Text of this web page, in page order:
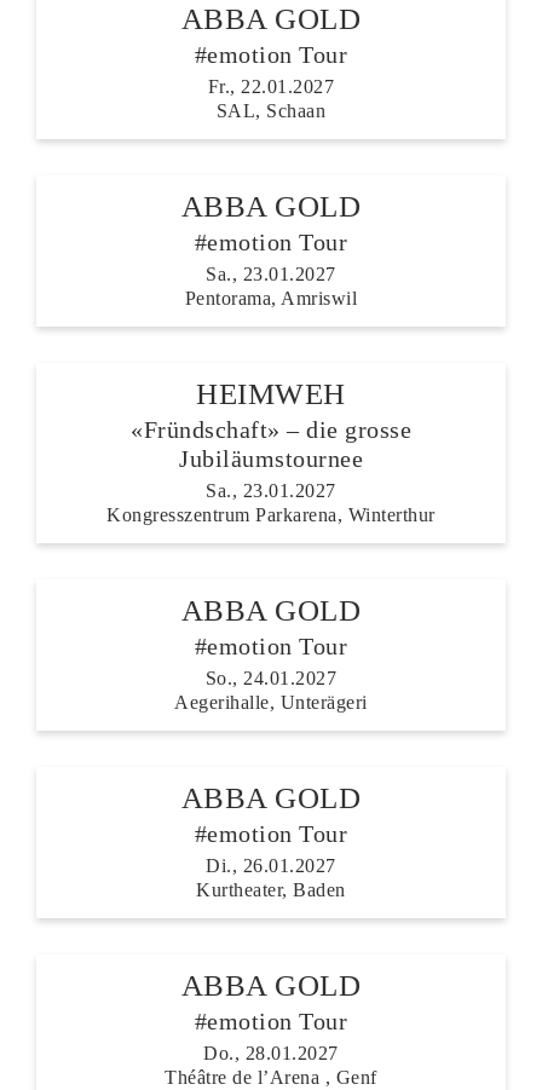
ABBA GOLD
#emotion Tour
Fr., 22.01.2027
SAL, Schaan
ABBA GOLD
#emotion Tour
Sa., 23.01.2027
Pentorama, Amriswil
HEIMWEH
«Fründschaft» – die grosse
Jubiläumstournee
Sa., 23.01.2027
Kongresszentrum Parkarena, Winterthur
ABBA GOLD
#emotion Tour
So., 24.01.2027
Aegerihalle, Unterägeri
ABBA GOLD
#emotion Tour
Di., 26.01.2027
Kurtheater, Baden
ABBA GOLD
#emotion Tour
Do., 28.01.2027
Théâtre de l’Arena , Genf